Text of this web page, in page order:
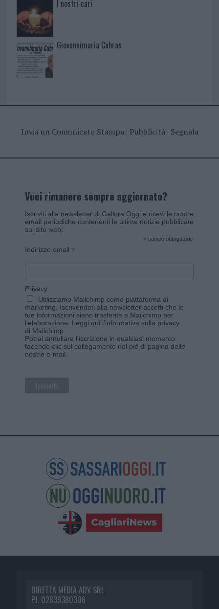
I nostri cari
Giovannimaria Cabras
Invia un Comunicato Stampa| Pubblicità| Segnala
Vuoi rimanere sempre aggiornato?
Iscriviti alla newsletter di Gallura Oggi e ricevi le nostre
email periodiche contenenti le ultime notizie pubblicate
sul sito web!
* campo obbligatorio
Indirizzo email *
Privacy
Utilizziamo Mailchimp come piattaforma di
marketing. Iscrivendoti alla newsletter accetti che le
tue informazioni siano trasferite a Mailchimp per
l'elaborazione. Leggi qui l'informativa sulla privacy
di Mailchimp
Potrai annullare l'iscrizione in qualsiasi momento
facendo clic sul collegamento nel piè di pagina delle
nostre e-mail.
DIRETTA MEDIA ADV SRL
P.I. 02839380306